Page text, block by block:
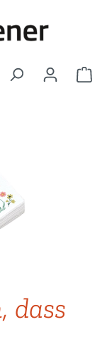
dass